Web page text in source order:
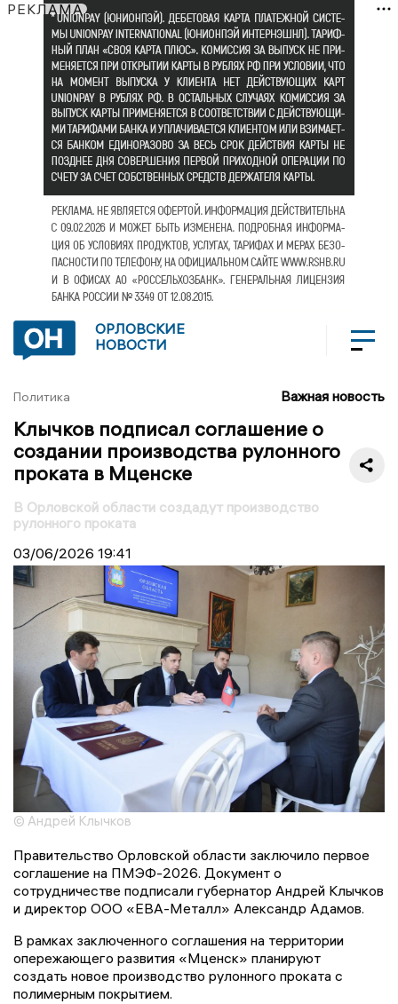
РЕКЛАМА
ОРЛОВСКИЕ
НОВОСТИ
Политика Важная новость
Клычков подписал соглашение о
создании производства рулонного
проката в Мценске
В Орловской области создадут производство
рулонного проката
03/06/2026 19:41
© Андрей Клычков
Правительство Орловской области заключило первое
соглашение на ПМЭФ-2026. Документ о
сотрудничестве подписали губернатор Андрей Клычков
и директор ООО «ЕВА-Металл» Александр Адамов.
В рамках заключенного соглашения на территории
опережающего развития «Мценск» планируют
создать новое производство рулонного проката с
полимерным покрытием.